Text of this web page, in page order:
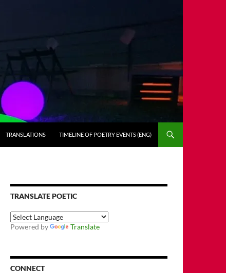
TRANSLATIONS TIMELINE OF POETRY EVENTS (ENG)
TRANSLATE POETIC
Powered by Translate
CONNECT